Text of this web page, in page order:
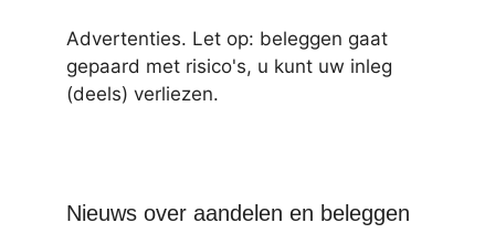
Advertenties. Let op: beleggen gaat
gepaard met risico's, u kunt uw inleg
(deels) verliezen.
Nieuws over aandelen en beleggen